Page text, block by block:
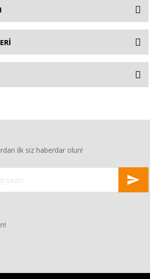
ilk siz haberdar olun!